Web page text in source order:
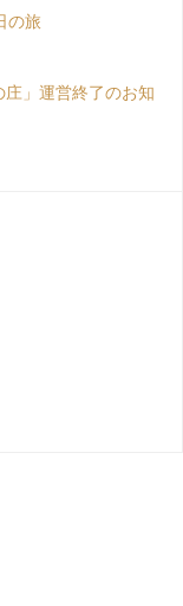
の旅
庄」運営終了のお知